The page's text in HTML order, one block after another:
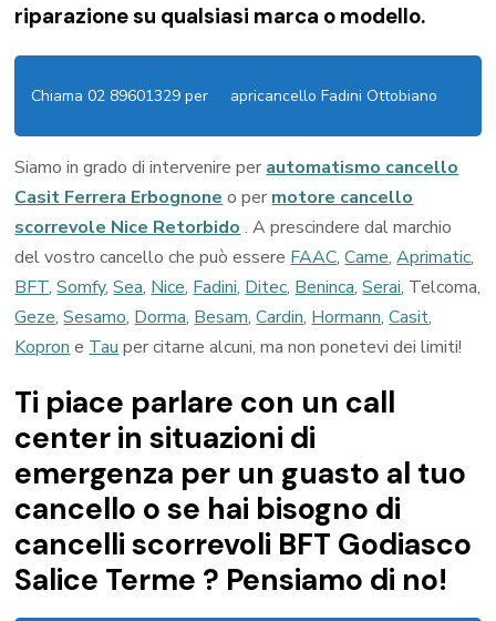
riparazione su qualsiasi marca o modello.
Chiama 02 89601329 per apricancello Fadini Ottobiano
Siamo in grado di intervenire per automatismo cancello
Casit Ferrera Erbognone o per motore cancello
scorrevole Nice Retorbido . A prescindere dal marchio
del vostro cancello che può essere FAAC,Came,Aprimatic,
BFT,Somfy,Sea, Nice, Fadini, Ditec, Beninca,Serai, Telcoma,
Geze,Sesamo, Dorma, Besam,Cardin, Hormann,Casit,
Kopron e Tau per citarne alcuni, ma non ponetevi dei limiti!
Ti piace parlare con un call
center in situazioni di
emergenza per un guasto al tuo
cancello o se hai bisogno di
cancelli scorrevoli BFT Godiasco
Salice Terme ? Pensiamo di no!